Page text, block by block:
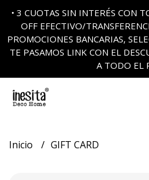
• 3 CUOTAS SIN INTERÉS CON
OFF EFECTIVO/
PROMOCIONES BANCARIAS,
TE PASAMOS LINK CON EL
A TODO EL
Inicio GIFT CARD